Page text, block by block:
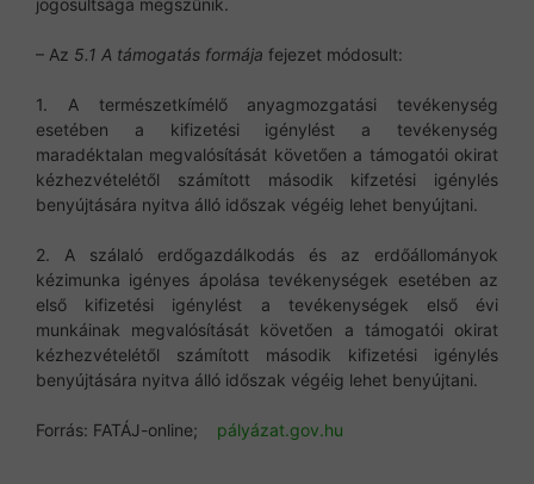
– Az 5.1 A támogatás formája fejezet módosult:
1. A természetkímélő anyagmozgatási tevékenység
esetében a kifizetési igénylést a tevékenység
maradéktalan megvalósítását követően a támogatói okirat
kézhezvételétől számított második kifzetési igénylés
benyújtására nyitva álló időszak végéig lehet benyújtani.
2. A szálaló erdőgazdálkodás és az erdőállományok
kézimunka igényes ápolása tevékenységek esetében az
első kifizetési igénylést a tevékenységek első évi
munkáinak megvalósítását követően a támogatói okirat
kézhezvételétől számított második kifizetési igénylés
benyújtására nyitva álló időszak végéig lehet benyújtani.
Forrás: FATÁJ-online; pályázat.gov.hu